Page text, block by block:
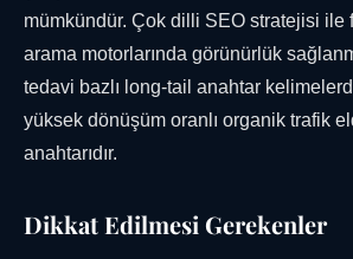
mümkündür. Çok dilli SEO stratejisi ile
arama motorlarında görünürlük
tedavi bazlı long-tail anahtar
yüksek dönüşüm oranlı organik trafik
anahtarıdır.
Dikkat Edilmesi Gerekenler